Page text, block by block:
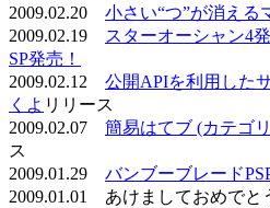
2009.02.20 小さい“つ”が消える
2009.02.19
スターオーシャン4発
SP発売！
2009.02.12 公開APIを利用した
くよ リリース
2009.02.07 簡易はてブ (カテゴ
ス
2009.01.29 バンブーブレード
2009.01.01 あけましておめでと